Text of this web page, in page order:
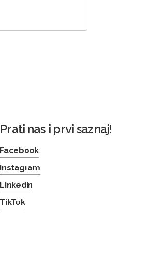
Prati nas i prvi saznaj!
Facebook
Instagram
LinkedIn
TikTok